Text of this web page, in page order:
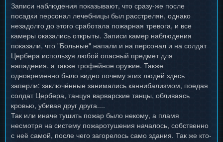
Записи наблюдения показывают, что сразу-же после
посадки персонал лечебницы был расстрелян, однако
незадолго до этого сработала пожарная тревога, и все
камеры оказались открыты. Записи камер наблюдения
показали, что "Больные" напали и на персонал и на солдат
Цербера используя любой опасный предмет для
нападения, а также трофейное оружие. Также
одновременно было видно почему этих людей здесь
заперли: заключённые занимались каннибализмом, поедая
солдат Цербера, танцуя варварские танцы, обливаясь
кровью, убивая друг друга....
Так или иначе тушить пожар было некому, а пламя
несмотря на систему пожаротушения началось, собственно
с неё самой, после чего загорелось само здания. Так же кто-